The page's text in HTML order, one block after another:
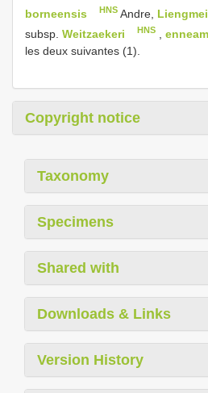
borneensis
HNS Andre, Liengmei
subsp. Weitzaekeri HNS ,
les deux suivantes (1).
Copyright notice
Taxonomy
Specimens
Shared with
Downloads & Links
Version History